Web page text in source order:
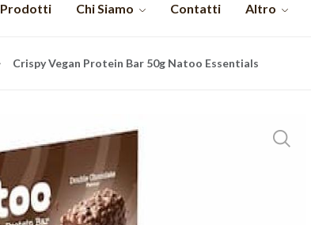
Prodotti Chi Siamo Contatti Altro
Crispy Vegan Protein Bar 50g Natoo Essentials